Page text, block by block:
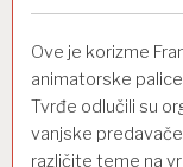
Ove je korizme
animatorske
Tvrđe odlučili su
vanjske
različite teme na